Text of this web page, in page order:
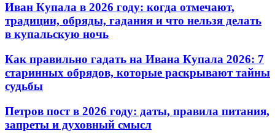
Иван Купала в 2026 году: когда отмечают,
традиции, обряды, гадания и что нельзя делать
в купальскую ночь
Как правильно гадать на Ивана Купала 2026: 7
старинных обрядов, которые раскрывают тайны
судьбы
Петров пост в 2026 году: даты, правила питания,
запреты и духовный смысл